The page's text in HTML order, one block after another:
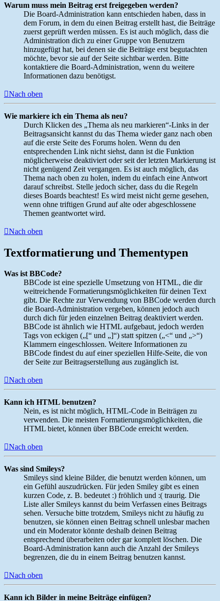
Warum muss mein Beitrag erst freigegeben werden?
Die Board-Administration kann entschieden haben, dass in
dem Forum, in dem du einen Beitrag erstellt hast, die Beiträge
zuerst geprüft werden müssen. Es ist auch möglich, dass die
Administration dich zu einer Gruppe von Benutzern
hinzugefügt hat, bei denen sie die Beiträge erst begutachten
möchte, bevor sie auf der Seite sichtbar werden. Bitte
kontaktiere die Board-Administration, wenn du weitere
Informationen dazu benötigst.
Nach oben
Wie markiere ich ein Thema als neu?
Durch Klicken des „Thema als neu markieren“-Links in der
Beitragsansicht kannst du das Thema wieder ganz nach oben
auf die erste Seite des Forums holen. Wenn du den
entsprechenden Link nicht siehst, dann ist die Funktion
möglicherweise deaktiviert oder seit der letzten Markierung ist
nicht genügend Zeit vergangen. Es ist auch möglich, das
Thema nach oben zu holen, indem du einfach eine Antwort
darauf schreibst. Stelle jedoch sicher, dass du die Regeln
dieses Boards beachtest! Es wird meist nicht gerne gesehen,
wenn ohne triftigen Grund auf alte oder abgeschlossene
Themen geantwortet wird.
Nach oben
Textformatierung und Thementypen
Was ist BBCode?
BBCode ist eine spezielle Umsetzung von HTML, die dir
weitreichende Formatierungsmöglichkeiten für deinen Text
gibt. Die Rechte zur Verwendung von BBCode werden durch
die Board-Administration vergeben, können jedoch auch
durch dich für jeden einzelnen Beitrag deaktiviert werden.
BBCode ist ähnlich wie HTML aufgebaut, jedoch werden
Tags von eckigen („[“ und „]“) statt spitzen („<“ und „>“)
Klammern eingeschlossen. Weitere Informationen zu
BBCode findest du auf einer speziellen Hilfe-Seite, die von
der Seite zur Beitragserstellung aus zugänglich ist.
Nach oben
Kann ich HTML benutzen?
Nein, es ist nicht möglich, HTML-Code in Beiträgen zu
verwenden. Die meisten Formatierungsmöglichkeiten, die
HTML bietet, können über BBCode erreicht werden.
Nach oben
Was sind Smileys?
Smileys sind kleine Bilder, die benutzt werden können, um
ein Gefühl auszudrücken. Für jeden Smiley gibt es einen
kurzen Code, z. B. bedeutet :) fröhlich und :( traurig. Die
Liste aller Smileys kannst du beim Verfassen eines Beitrags
sehen. Versuche bitte trotzdem, Smileys nicht zu häufig zu
benutzen, sie können einen Beitrag schnell unlesbar machen
und ein Moderator könnte deshalb deinen Beitrag
entsprechend überarbeiten oder gar komplett löschen. Die
Board-Administration kann auch die Anzahl der Smileys
begrenzen, die du in einem Beitrag benutzen kannst.
Nach oben
Kann ich Bilder in meine Beiträge einfügen?